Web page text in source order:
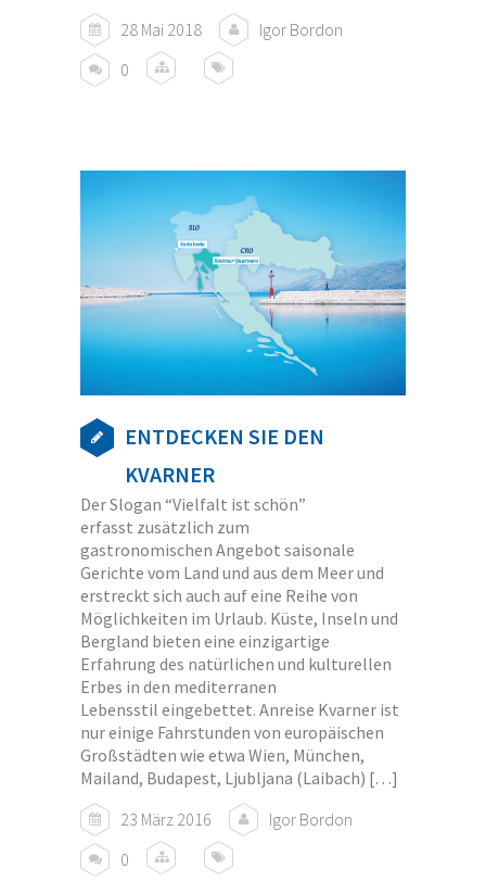
28 Mai 2018
Igor Bordon
0
ENTDECKEN SIE DEN
KVARNER
Der Slogan “Vielfalt ist schön”
erfasst zusätzlich zum
gastronomischen Angebot saisonale
Gerichte vom Land und aus dem Meer und
erstreckt sich auch auf eine Reihe von
Möglichkeiten im Urlaub. Küste, Inseln und
Bergland bieten eine einzigartige
Erfahrung des natürlichen und kulturellen
Erbes in den mediterranen
Lebensstil eingebettet. Anreise Kvarner ist
nur einige Fahrstunden von europäischen
Großstädten wie etwa Wien, München,
Mailand, Budapest, Ljubljana (Laibach) […]
23 März 2016
Igor Bordon
0